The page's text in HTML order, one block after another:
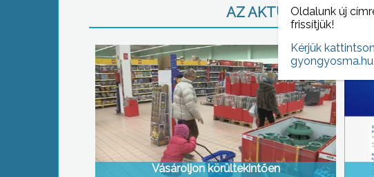
AZ AKTUÁLIS NAPI
Vásároljon körültekintően
Oldalunk új
frissítjük!
Kérjük